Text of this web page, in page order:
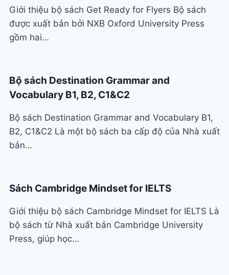
Giới thiệu bộ sách Get Ready for Flyers Bộ sách
được xuất bản bởi NXB Oxford University Press
gồm hai…
Bộ sách Destination Grammar and
Vocabulary B1, B2, C1&C2
Bộ sách Destination Grammar and Vocabulary B1,
B2, C1&C2 Là một bộ sách ba cấp độ của Nhà xuất
bản…
Sách Cambridge Mindset for IELTS
Giới thiệu bộ sách Cambridge Mindset for IELTS Là
bộ sách từ Nhà xuất bản Cambridge University
Press, giúp học…